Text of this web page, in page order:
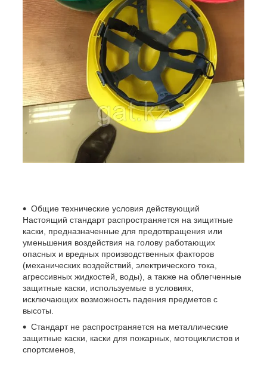
Общие технические условия действующий
Настоящий стандарт распространяется на зищитные
каски, предназначенные для предотвращения или
уменьшения воздействия на голову работающих
опасных и вредных производственных факторов
(механических воздействий, электрического тока,
агрессивных жидкостей, воды), а также на облегченные
защитные каски, используемые в условиях,
исключающих возможность падения предметов с
высоты.
Стандарт не распространяется на металлические
защитные каски, каски для пожарных, мотоциклистов и
спортсменов,